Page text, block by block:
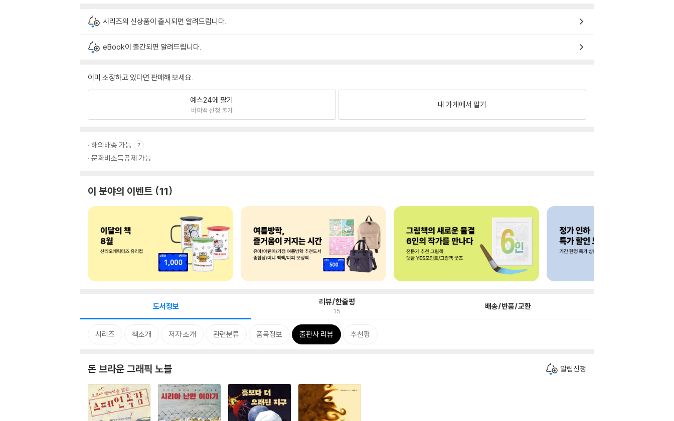
시리즈의 신상품이 출시되면 알려드립니다.
eBook이 출간되면 알려드립니다.
이미 소장하고 있다면 판매해 보세요.
예스24에 팔기
바이백 신청 불가
내 가게에서 팔기
해외배송 가능
문화비소득공제 가능
이 분야의 이벤트 11
도서정보 리뷰/한줄평
15 배송/반품/교환
시리즈 책소개 저자 소개 관련분류 품목정보 출판사 리뷰 추천평
돈 브라운 그래픽 노블 알림신청